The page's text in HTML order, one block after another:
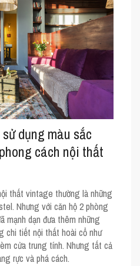
dụng màu sắc
cách nội thất
thất vintage thường là những
Nhưng với căn hộ 2 phòng
mạnh dạn đưa thêm những
chi tiết nội thất hoài cổ như
cửa trung tính. Nhưng tất cả
rực và phá cách.